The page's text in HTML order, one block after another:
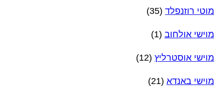
מוטי רוזנפלד (35)
מוישי אולחוב (1)
מוישי אוסטרליץ (12)
מוישי באנדא (21)